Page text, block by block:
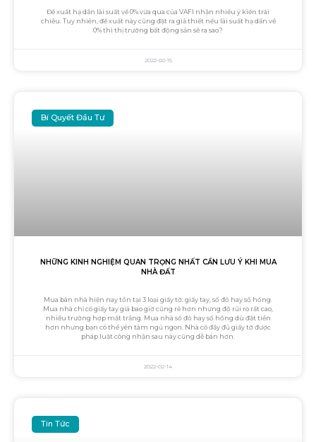
Đề xuất hạ dần lãi suất về 0% vừa qua của VAFI nhận nhiều ý kiến trái
chiều. Tuy nhiên, đề xuất này cũng đặt ra giả thiết nếu lãi suất hạ dần về
0% thì thị trường bất động sản sẽ ra sao?
2022-02-15
Bí Quyết Đầu Tư
NHỮNG KINH NGHIỆM QUAN TRỌNG NHẤT CẦN LƯU Ý KHI MUA
NHÀ ĐẤT
Mua bán nhà hiện nay tồn tại 3 loại giấy tờ: giấy tay, sổ đỏ hay sổ hồng.
Mua nhà chỉ có giấy tay giá bao giờ cũng rẻ hơn nhưng độ rủi ro rất cao,
nhiều trường hợp mất trắng. Mua nhà sổ đỏ hay sổ hồng dù đắt tiền
hơn nhưng bạn có thể yên tâm ngủ ngon. Nhà có đầy đủ giấy tờ được
pháp luật công nhận sau này cũng dễ bán hơn.
2022-02-14
Tin Tức